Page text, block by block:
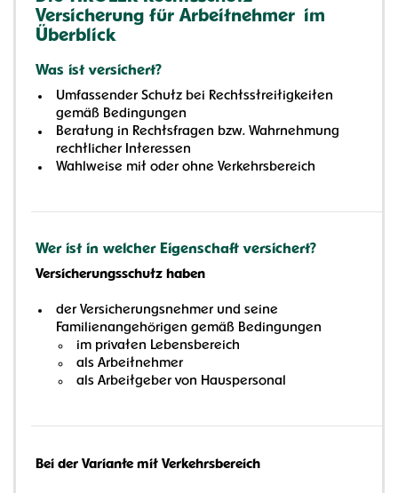
Versicherung für Arbeitnehmer im
Überblick
Was ist versichert?
Umfassender Schutz bei Rechtsstreitigkeiten
gemäß Bedingungen
Beratung in Rechtsfragen bzw. Wahrnehmung
rechtlicher Interessen
Wahlweise mit oder ohne Verkehrsbereich
Wer ist in welcher Eigenschaft versichert?
Versicherungsschutz haben
der Versicherungsnehmer und seine
Familienangehörigen gemäß Bedingungen
im privaten Lebensbereich
als Arbeitnehmer
als Arbeitgeber von Hauspersonal
Bei der Variante mit Verkehrsbereich